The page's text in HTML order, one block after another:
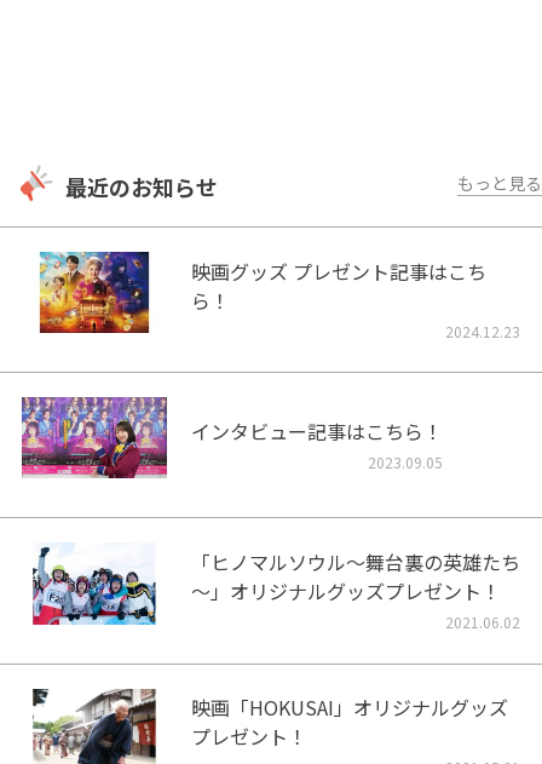
最近のお知らせ もっと見る
映画グッズ プレゼント記事はこち
ら！
2024.12.23
インタビュー記事はこちら！
2023.09.05
「ヒノマルソウル～舞台裏の英雄たち
～」オリジナルグッズプレゼント！
2021.06.02
映画「HOKUSAI」オリジナルグッズ
プレゼント！